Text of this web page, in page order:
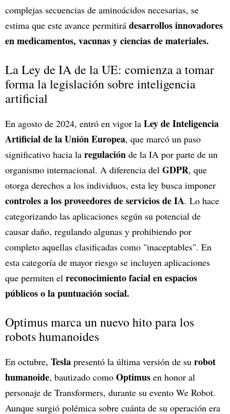
complejas secuencias de aminoácidos necesarias, se
estima que este avance permitirá desarrollos innovadores
en medicamentos, vacunas y ciencias de materiales.
La Ley de IA de la UE: comienza a tomar
forma la legislación sobre inteligencia
artificial
En agosto de 2024, entró en vigor la Ley de Inteligencia
Artificial de la Unión Europea, que marcó un paso
significativo hacia la regulación de la IA por parte de un
organismo internacional. A diferencia del GDPR, que
otorga derechos a los individuos, esta ley busca imponer
controles a los proveedores de servicios de IA. Lo hace
categorizando las aplicaciones según su potencial de
causar daño, regulando algunas y prohibiendo por
completo aquellas clasificadas como "inaceptables". En
esta categoría de mayor riesgo se incluyen aplicaciones
que permiten el reconocimiento facial en espacios
públicos o la puntuación social.
Optimus marca un nuevo hito para los
robots humanoides
En octubre, Tesla presentó la última versión de su robot
humanoide, bautizado como Optimus en honor al
personaje de Transformers, durante su evento We Robot.
Aunque surgió polémica sobre cuánta de su operación era